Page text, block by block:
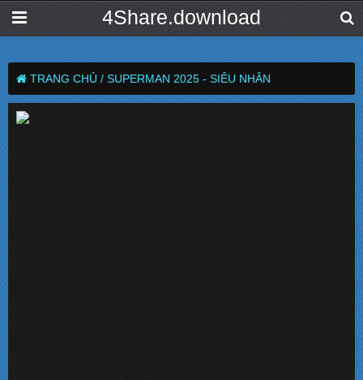
4Share.download
TRANG CHỦ / SUPERMAN 2025 - SIÊU NHÂN